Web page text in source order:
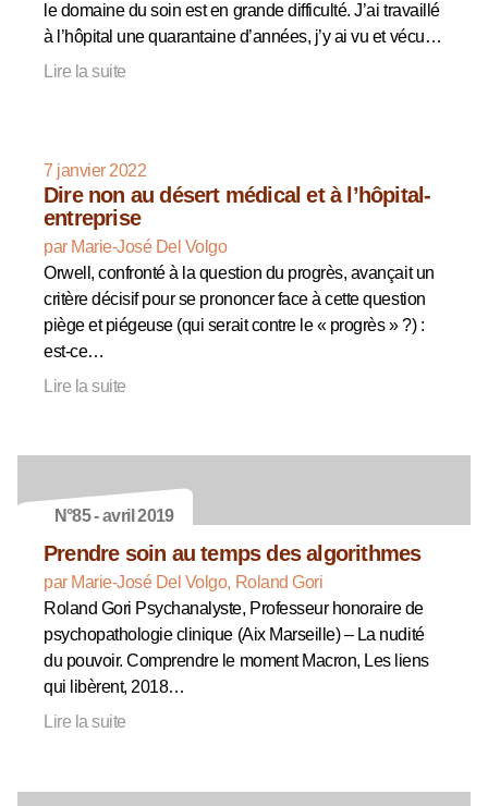
le domaine du soin est en grande difficulté. J’ai travaillé
à l’hôpital une quarantaine d’années, j’y ai vu et vécu…
Lire la suite
7 janvier 2022
Dire non au désert médical et à l’hôpital-
entreprise
par Marie-José Del Volgo
Orwell, confronté à la question du progrès, avançait un
critère décisif pour se prononcer face à cette question
piège et piégeuse (qui serait contre le « progrès » ?) :
est-ce…
Lire la suite
N°85 - avril 2019
Prendre soin au temps des algorithmes
par Marie-José Del Volgo, Roland Gori
Roland Gori Psychanalyste, Professeur honoraire de
psychopathologie clinique (Aix Marseille) – La nudité
du pouvoir. Comprendre le moment Macron, Les liens
qui libèrent, 2018…
Lire la suite